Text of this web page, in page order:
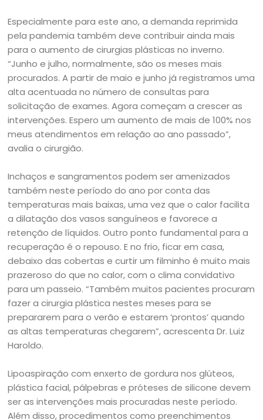
Especialmente para este ano, a demanda reprimida
pela pandemia também deve contribuir ainda mais
para o aumento de cirurgias plásticas no inverno.
“Junho e julho, normalmente, são os meses mais
procurados. A partir de maio e junho já registramos uma
alta acentuada no número de consultas para
solicitação de exames. Agora começam a crescer as
intervenções. Espero um aumento de mais de 100% nos
meus atendimentos em relação ao ano passado”,
avalia o cirurgião.
Inchaços e sangramentos podem ser amenizados
também neste período do ano por conta das
temperaturas mais baixas, uma vez que o calor facilita
a dilatação dos vasos sanguíneos e favorece a
retenção de líquidos. Outro ponto fundamental para a
recuperação é o repouso. E no frio, ficar em casa,
debaixo das cobertas e curtir um filminho é muito mais
prazeroso do que no calor, com o clima convidativo
para um passeio. “Também muitos pacientes procuram
fazer a cirurgia plástica nestes meses para se
prepararem para o verão e estarem ‘prontos’ quando
as altas temperaturas chegarem”, acrescenta Dr. Luiz
Haroldo.
Lipoaspiração com enxerto de gordura nos glúteos,
plástica facial, pálpebras e próteses de silicone devem
ser as intervenções mais procuradas neste período.
Além disso, procedimentos como preenchimentos